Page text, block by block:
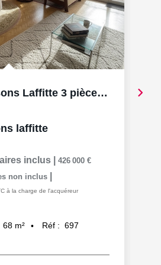
Appartement Maisons Laffitte 3 pièce(s) 68 m2, BOX et cave
laffitte
inclus
426 000 €
non inclus
à la charge de l'acquéreur
68 m² Réf : 697